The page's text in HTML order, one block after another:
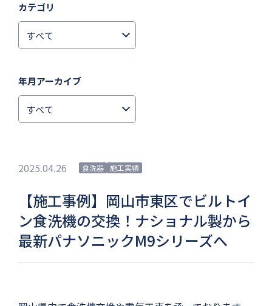
カテゴリ
年月アーカイブ
2025.04.26 食洗器 施工実績
【施工事例】岡山市東区でビルトイ
ン食洗機の交換！ナショナル製から
最新パナソニックM9シリーズへ